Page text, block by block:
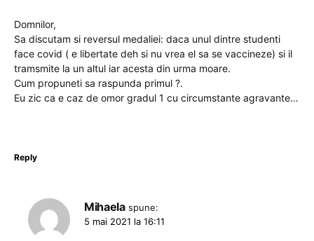
Domnilor,
Sa discutam si reversul medaliei: daca unul dintre studenti
face covid ( e libertate deh si nu vrea el sa se vaccineze) si il
tramsmite la un altul iar acesta din urma moare.
Cum propuneti sa raspunda primul ?.
Eu zic ca e caz de omor gradul 1 cu circumstante agravante…
Reply
Mihaela spune:
5 mai 2021 la 16:11